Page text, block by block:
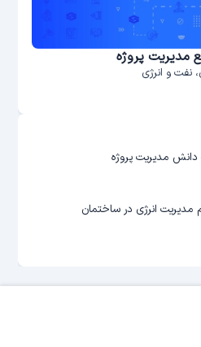
مدیریت پروژه‌
نفت و انرژی
دانش مدیریت پروژه
انرژی در ساختمان